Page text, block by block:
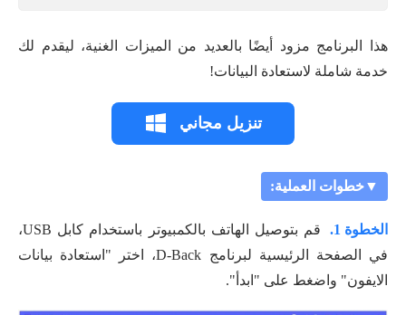
هذا البرنامج مزود أيضًا بالعديد من الميزات الغنية، ليقدم لك
خدمة شاملة لاستعادة البيانات!
تنزيل مجاني
▼خطوات العملية:
الخطوة 1.
قم بتوصيل الهاتف بالكمبيوتر باستخدام كابل USB،
في الصفحة الرئيسية لبرنامج D-Back، اختر "استعادة بيانات
الايفون" واضغط على "ابدأ".